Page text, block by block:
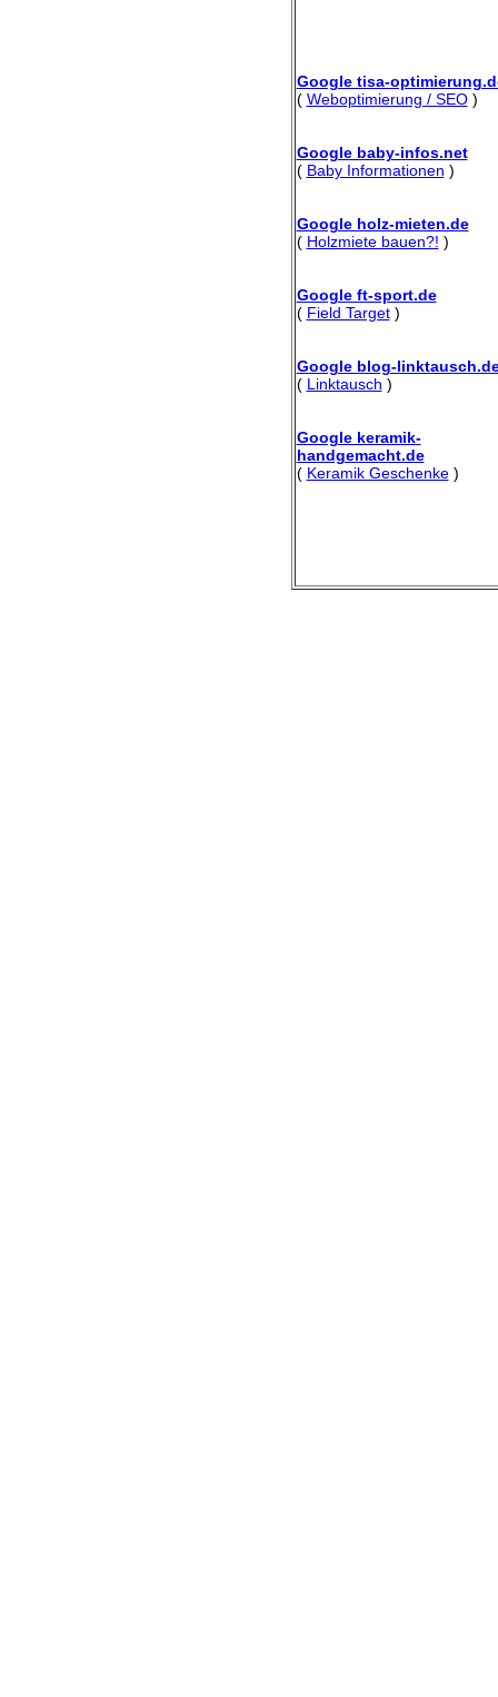
Google tisa-
( Weboptimierung / SEO)
Google baby-infos.net
( Baby Informationen )
Google holz-mieten.de
( Holzmiete bauen?! )
Google ft-sport.de
( Field Target)
Google blog-
( Linktausch )
Google keramik-
handgemacht.de
( Keramik Geschenke)